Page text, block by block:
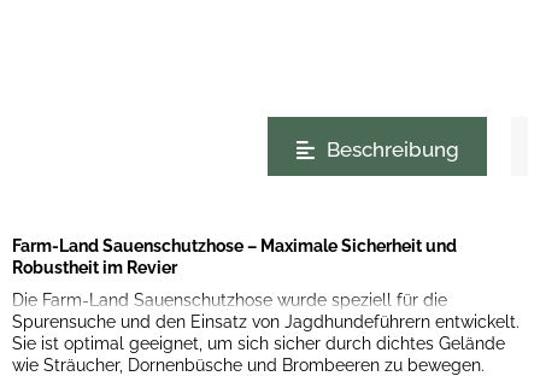
Beschreibung
Farm-Land Sauenschutzhose – Maximale Sicherheit und
Robustheit im Revier
Die Farm-Land Sauenschutzhose wurde speziell für die
Spurensuche und den Einsatz von Jagdhundeführern entwickelt.
Sie ist optimal geeignet, um sich sicher durch dichtes Gelände
wie Sträucher, Dornenbüsche und Brombeeren zu bewegen.